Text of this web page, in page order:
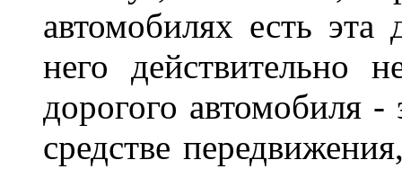
автомобилях есть
него действительно
дорогого автомобиля
средстве